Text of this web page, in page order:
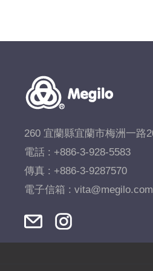
260 宜蘭縣宜蘭市梅洲一路
電話 : +886-3-928-5583
傳真 : +886-3-9287570
電子信箱 :